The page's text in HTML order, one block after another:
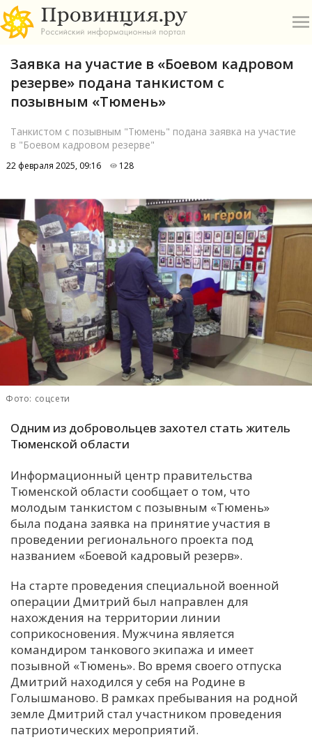
Б
В
Е
К
М
П
Р
С
У
Ч
Заявка на участие в «Боевом кадровом
резерве» подана танкистом с
позывным «Тюмень»
Танкистом с позывным "Тюмень" подана заявка на участие
в "Боевом кадровом резерве"
22 февраля 2025, 09:16 128
Фото: соцсети
Одним из добровольцев захотел стать житель
Тюменской области
Информационный центр правительства
Тюменской области сообщает о том, что
молодым танкистом с позывным «Тюмень»
была подана заявка на принятие участия в
проведении регионального проекта под
названием «Боевой кадровый резерв».
На старте проведения специальной военной
операции Дмитрий был направлен для
нахождения на территории линии
соприкосновения. Мужчина является
командиром танкового экипажа и имеет
позывной «Тюмень». Во время своего отпуска
Дмитрий находился у себя на Родине в
Голышманово. В рамках пребывания на родной
земле Дмитрий стал участником проведения
патриотических мероприятий.